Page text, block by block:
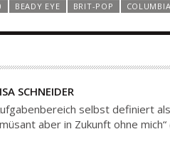
BEADY EYE BRIT-POP
SCHNEIDER
selbst definiert
aber in Zukunft ohne